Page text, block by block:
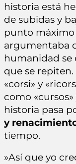
historia está
de subidas y
punto máximo
argumentaba
humanidad se
que se
«corsi» y
como «cursos»
historia pasa
y
tiempo.
»Así que yo